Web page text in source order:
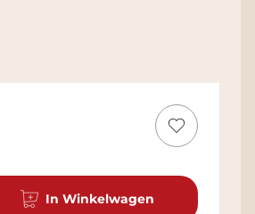
In Winkelwagen